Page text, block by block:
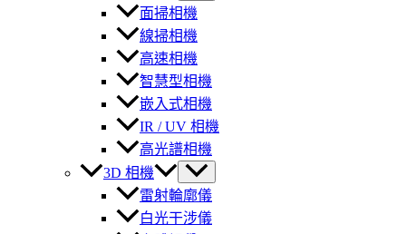
面掃相機
線掃相機
高速相機
智慧型相機
嵌入式相機
IR / UV 相機
高光譜相機
3D 相機
雷射輪廓儀
白光干涉儀